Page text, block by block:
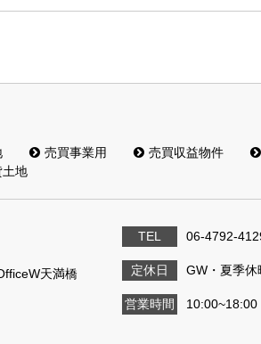
売買事業用 売買収益物件
土地
天満橋
TEL 06-4792-
定休日 GW・夏季
営業時間 10:00~18:00